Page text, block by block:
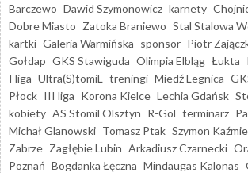
Barczewo Dawid Szymonowicz karnety
Dobre Miasto Zatoka Braniewo Stal Stalowa
kartki Galeria Warmińska sponsor Piotr
Gołdap GKS Stawiguda Olimpia Elbląg Łukta
I liga Ultra(S)tomiL treningi Miedź Legnica
Płock III liga Korona Kielce Lechia Gdańsk
kobiety AS Stomil Olsztyn R-Gol terminarz
Michał Glanowski Tomasz Ptak Szymon
Zabrze Zagłębie Lubin Arkadiusz Czarnecki
Poznań Bogdanka Łęczna Mindaugas Kalonas